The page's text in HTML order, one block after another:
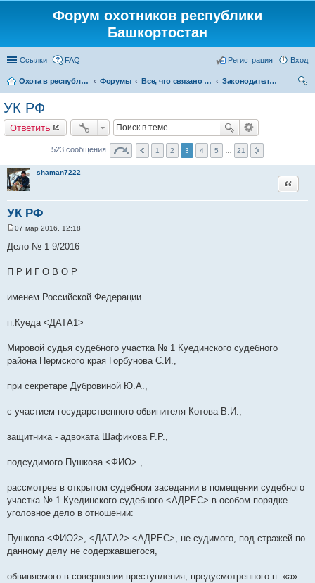
Форум охотников республики
Башкортостан
Ссылки FAQ Вход
Регистрация
Охота в республике Башкортостан Форумы Все, что связано с охотой
Законодательство
УК РФ
Ответить
523 сообщения 1 2 3 4 5 21
shaman7222
УК РФ
Цитата
о
щ
е
е
07 мар 2016, 12:18
Дело № 1-9/2016
П Р И Г О В О Р
именем Российской Федерации
п.Куеда <ДАТА1>
Мировой судья судебного участка № 1 Куединского судебного
района Пермского края Горбунова С.И.,
при секретаре Дубровиной Ю.А.,
с участием государственного обвинителя Котова В.И.,
защитника - адвоката Шафикова Р.Р.,
подсудимого Пушкова <ФИО>.,
рассмотрев в открытом судебном заседании в помещении судебного
участка № 1 Куединского судебного <АДРЕС> в особом порядке
уголовное дело в отношении:
Пушкова <ФИО2>, <ДАТА2> <АДРЕС>, не судимого, под стражей по
данному делу не содержавшегося,
обвиняемого в совершении преступления, предусмотренного п. «а»